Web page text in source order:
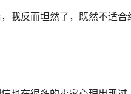
我反而坦然了，既然不适